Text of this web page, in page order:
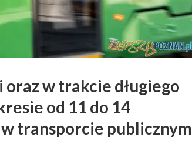
oraz w trakcie długiego
od 11 do 14
transporcie publicznym